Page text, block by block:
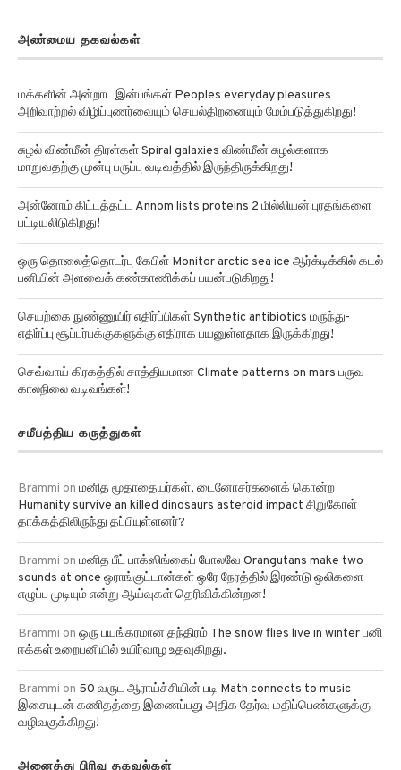
அண்மைய தகவல்கள்
மக்களின் அன்றாட இன்பங்கள் Peoples everyday pleasures
அறிவாற்றல் விழிப்புணர்வையும் செயல்திறனையும் மேம்படுத்துகிறது!
சுழல் விண்மீன் திரள்கள் Spiral galaxies விண்மீன் சுழல்களாக
மாறுவதற்கு முன்பு பருப்பு வடிவத்தில் இருந்திருக்கிறது!
அன்னோம் கிட்டத்தட்ட Annom lists proteins 2 மில்லியன் புரதங்களை
பட்டியலிடுகிறது!
ஒரு தொலைத்தொடர்பு கேபிள் Monitor arctic sea ice ஆர்க்டிக்கில் கடல்
பனியின் அளவைக் கண்காணிக்கப் பயன்படுகிறது!
செயற்கை நுண்ணுயிர் எதிர்ப்பிகள் Synthetic antibiotics மருந்து-
எதிர்ப்பு சூப்பர்பக்குகளுக்கு எதிராக பயனுள்ளதாக இருக்கிறது!
செவ்வாய் கிரகத்தில் சாத்தியமான Climate patterns on mars பருவ
காலநிலை வடிவங்கள்!
சமீபத்திய கருத்துகள்
Brammi on மனித மூதாதையர்கள், டைனோசர்களைக் கொன்ற
Humanity survive an killed dinosaurs asteroid impact சிறுகோள்
தாக்கத்திலிருந்து தப்பியுள்ளனர்?
Brammi on மனித பீட் பாக்ஸிங்கைப் போலவே Orangutans make two
sounds at once ஒராங்குட்டான்கள் ஒரே நேரத்தில் இரண்டு ஒலிகளை
எழுப்ப முடியும் என்று ஆய்வுகள் தெரிவிக்கின்றன!
Brammi on ஒரு பயங்கரமான தந்திரம் The snow flies live in winter பனி
ஈக்கள் உறைபனியில் உயிர்வாழ உதவுகிறது.
Brammi on 50 வருட ஆராய்ச்சியின் படி Math connects to music
இசையுடன் கணிதத்தை இணைப்பது அதிக தேர்வு மதிப்பெண்களுக்கு
வழிவகுக்கிறது!
அனைத்து பிரிவு தகவல்கள்